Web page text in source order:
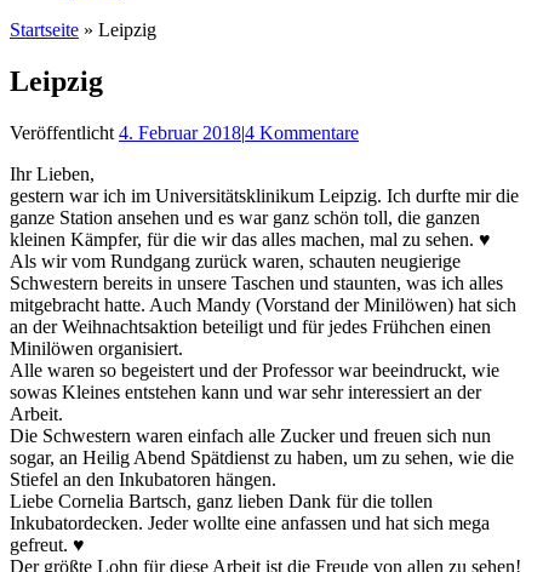
Startseite » Leipzig
Leipzig
Veröffentlicht 4. Februar 2018|4 Kommentare
Ihr Lieben,
gestern war ich im Universitätsklinikum Leipzig. Ich durfte mir die
ganze Station ansehen und es war ganz schön toll, die ganzen
kleinen Kämpfer, für die wir das alles machen, mal zu sehen. ♥️
Als wir vom Rundgang zurück waren, schauten neugierige
Schwestern bereits in unsere Taschen und staunten, was ich alles
mitgebracht hatte. Auch Mandy (Vorstand der Minilöwen) hat sich
an der Weihnachtsaktion beteiligt und für jedes Frühchen einen
Minilöwen organisiert.
Alle waren so begeistert und der Professor war beeindruckt, wie
sowas Kleines entstehen kann und war sehr interessiert an der
Arbeit.
Die Schwestern waren einfach alle Zucker und freuen sich nun
sogar, an Heilig Abend Spätdienst zu haben, um zu sehen, wie die
Stiefel an den Inkubatoren hängen.
Liebe Cornelia Bartsch, ganz lieben Dank für die tollen
Inkubatordecken. Jeder wollte eine anfassen und hat sich mega
gefreut. ♥️
Der größte Lohn für diese Arbeit ist die Freude von allen zu sehen!